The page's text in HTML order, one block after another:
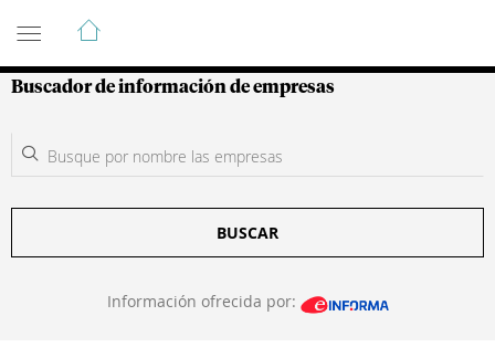
Guía de Empresas Colombianas
Buscador de información de empresas
BUSCAR
Información ofrecida por: